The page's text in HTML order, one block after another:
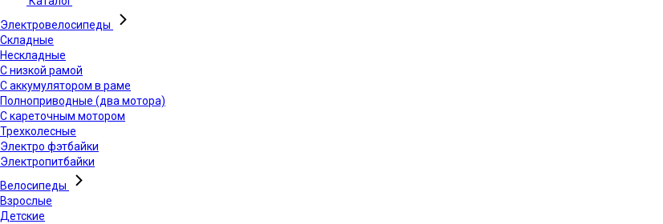
Электровелосипеды
Складные
Нескладные
С низкой рамой
С аккумулятором в раме
Полноприводные (два мотора)
С кареточным мотором
Трехколесные
Электро фэтбайки
Электропитбайки
Велосипеды
Взрослые
Детские